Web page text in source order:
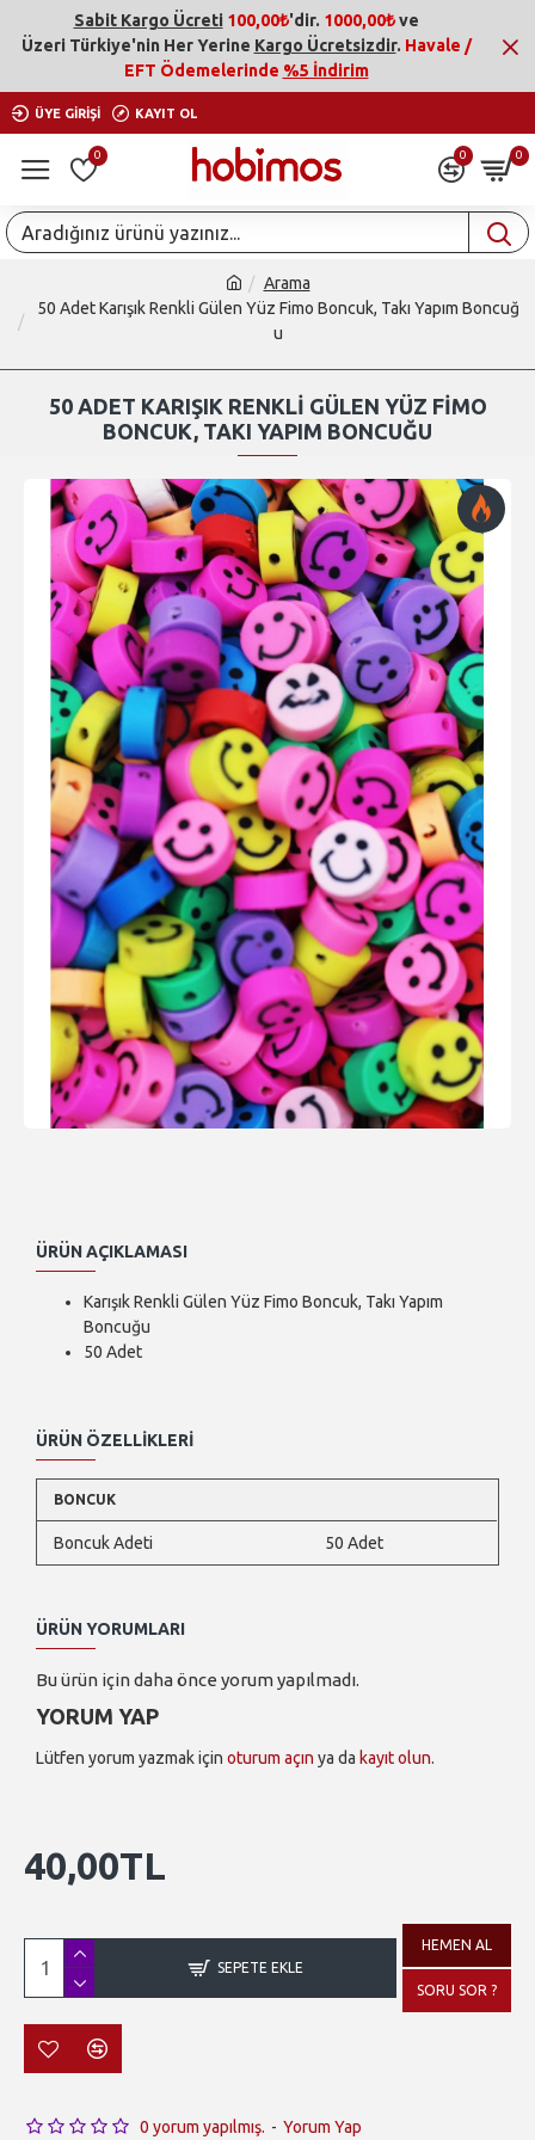
Sabit Kargo Ücreti 100,00₺'dir. 1000,00₺ve
Üzeri Türkiye'nin Her Yerine Kargo Ücretsizdir. Havale /
EFT Ödemelerinde %5 İndirim
ÜYE GIRIŞI KAYIT OL
0 0 0
Arama
50 Adet Karışık Renkli Gülen Yüz Fimo Boncuk, Takı Yapım Boncuğ
u
50 ADET KARIŞIK RENKLI GÜLEN YÜZ FIMO
BONCUK, TAKI YAPIM BONCUĞU
ÜRÜN AÇIKLAMASI
Karışık Renkli Gülen Yüz Fimo Boncuk, Takı Yapım
Boncuğu
50 Adet
ÜRÜN ÖZELLIKLERI
BONCUK
Boncuk Adeti 50 Adet
ÜRÜN YORUMLARI
Bu ürün için daha önce yorum yapılmadı.
YORUM YAP
Lütfen yorum yazmak için oturum açın ya da kayıt olun.
0 yorum yapılmış. - Yorum Yap
40,00TL
SEPETE EKLE
HEMEN AL
SORU SOR ?